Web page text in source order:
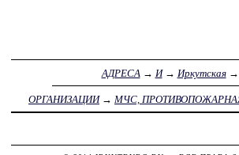
АДРЕСА → И→ Иркутская→
ОРГАНИЗАЦИИ→ МЧС,